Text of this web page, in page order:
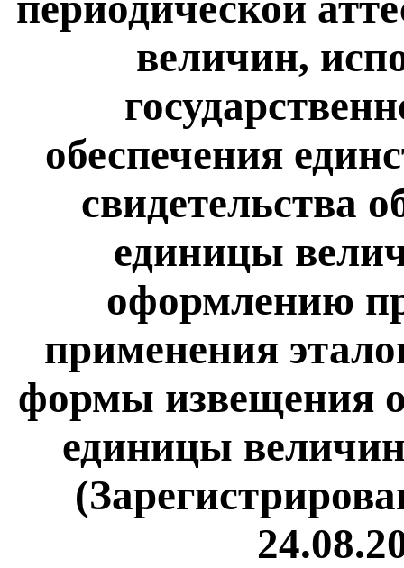
величин,
обеспечения
свидетельства
единицы
оформлению
применения
формы извещения о
единицы